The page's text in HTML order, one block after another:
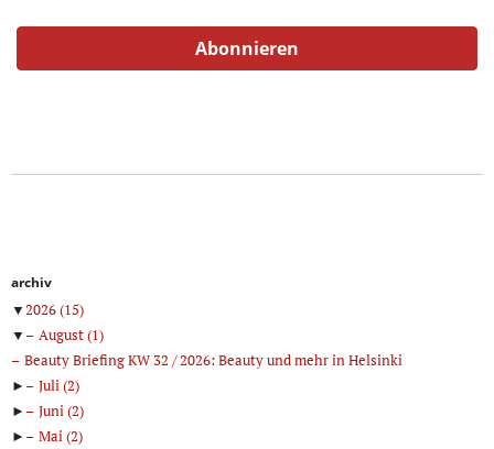
archiv
▼ 2026(15)
▼
August(1)
Beauty Briefing KW 32 / 2026: Beauty und mehr in Helsinki
►
Juli (2)
►
Juni (2)
►
Mai (2)